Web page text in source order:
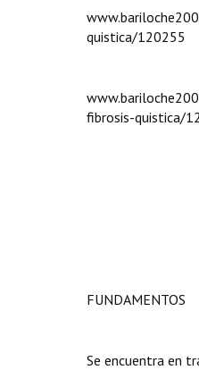
quistica/120255
fibrosis-quistica/
FUNDAMENTOS
Se encuentra en